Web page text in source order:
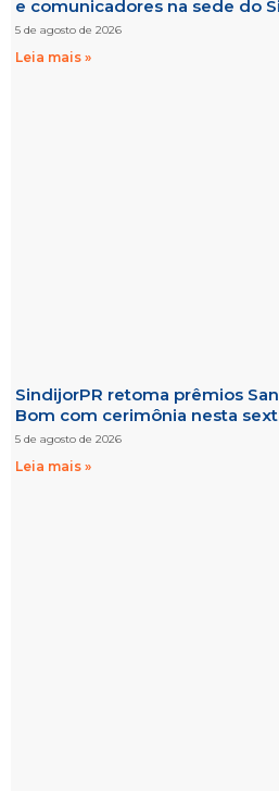
e comunicadores na sede do
5 de agosto de 2026
Leia mais »
SindijorPR retoma prêmios
Bom com cerimônia nesta
5 de agosto de 2026
Leia mais »